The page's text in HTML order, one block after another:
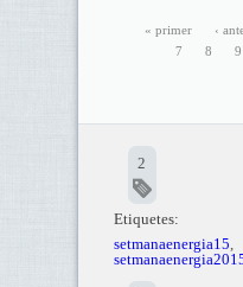
« primer ‹
7
8 9
2
Etiquetes:
setmanaenergia15